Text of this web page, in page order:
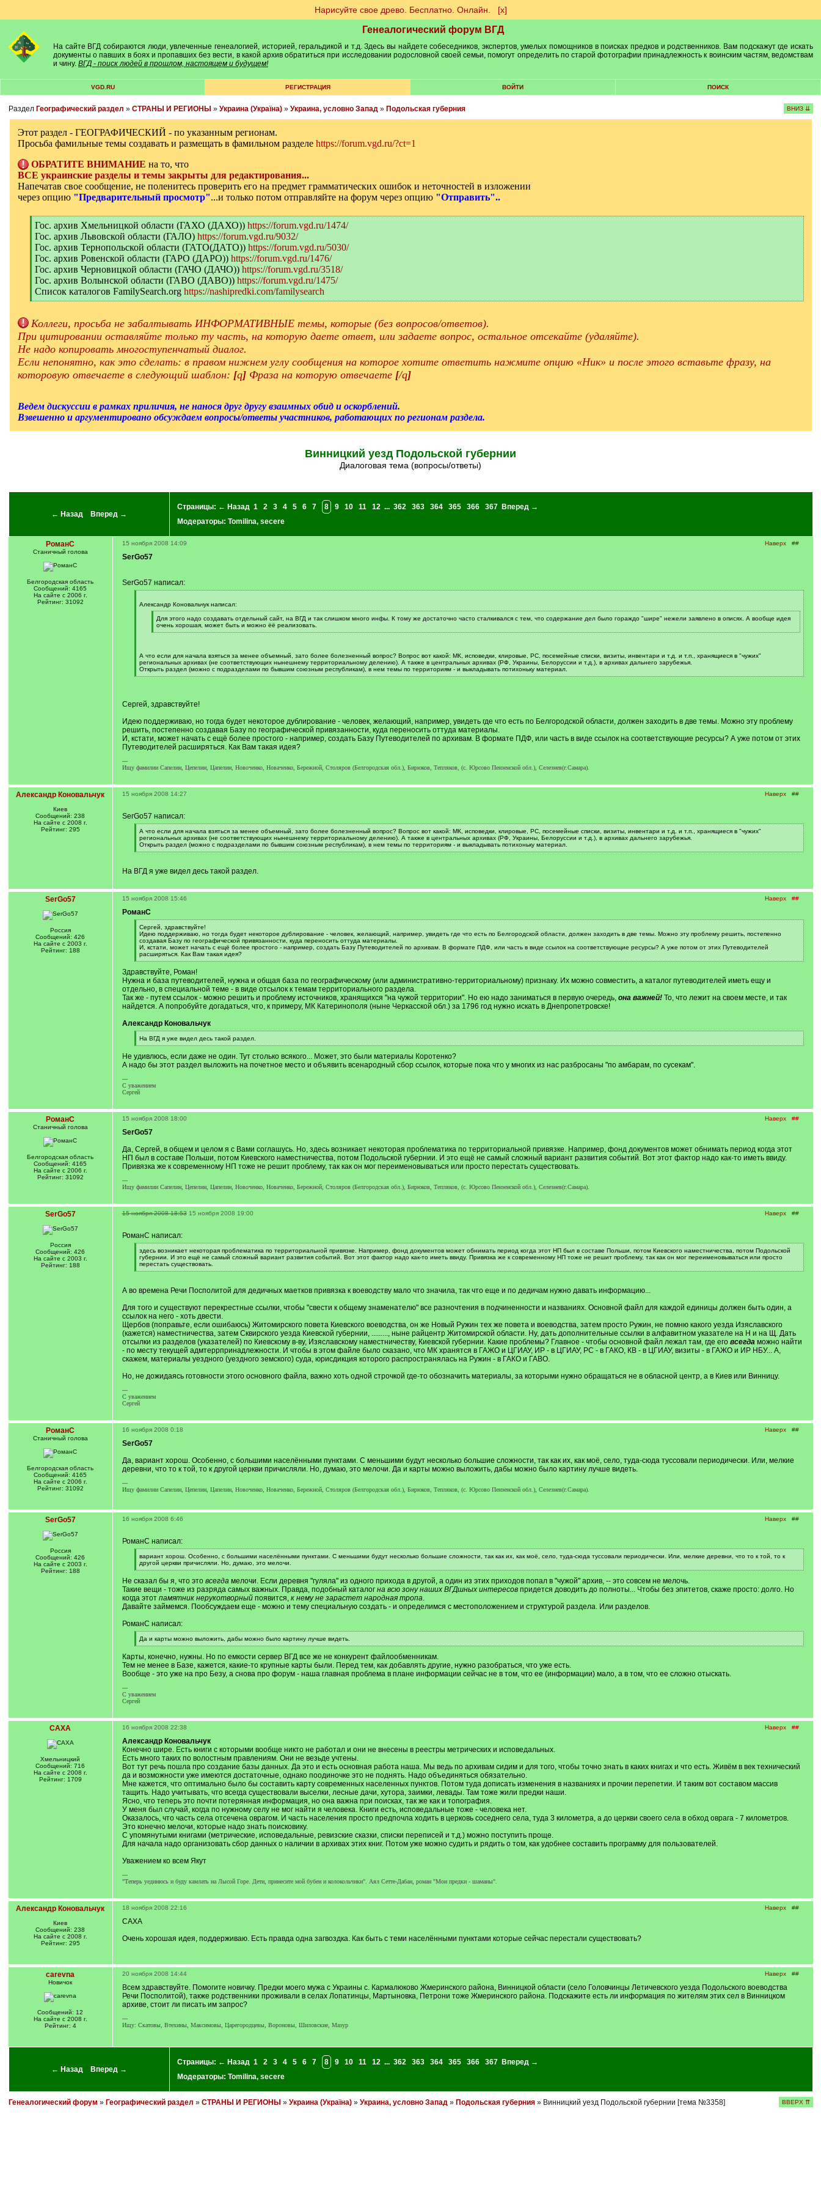
Нарисуйте свое древо. Бесплатно. Онлайн. [х]
Генеалогический форум ВГД
На сайте ВГД собираются люди, увлеченные генеалогией, историей, геральдикой и т.д. Здесь вы найдете собеседников, экспертов, умелых помощников в поисках предков и родственников. Вам подскажут где искать
документы о павших в боях и пропавших без вести, в какой архив обратиться при исследовании родословной своей семьи, помогут определить по старой фотографии принадлежность к воинским частям, ведомствам
и чину. ВГД - поиск людей в прошлом, настоящем и будущем!
VGD.RU РЕГИСТРАЦИЯ ВОЙТИ ПОИСК
Раздел Географический раздел » СТРАНЫ И РЕГИОНЫ » Украина (Україна)» Украина, условно Запад» Подольская губерния ВНИЗ ⇊
Этот раздел - ГЕОГРАФИЧЕСКИЙ - по указанным регионам.
Просьба фамильные темы создавать и размещать в фамильном разделе https://forum.vgd.ru/?ct=1
ОБРАТИТЕ ВНИМАНИЕ на то, что
ВСЕ украинские разделы и темы закрыты для редактирования...
Напечатав свое сообщение, не поленитесь проверить его на предмет грамматических ошибок и неточностей в изложении
через опцию "Предварительный просмотр"...и только потом отправляйте на форум через опцию "Отправить"..
[
q
Гос. архив Хмельницкой области (ГАХО (ДАХО)) https://forum.vgd.ru/1474/
Гос. архив Львовской области (ГАЛО) https://forum.vgd.ru/9032/
Гос. архив Тернопольской области (ГАТО(ДАТО)) https://forum.vgd.ru/5030/
Гос. архив Ровенской области (ГАРО (ДАРО)) https://forum.vgd.ru/1476/
Гос. архив Черновицкой области (ГАЧО (ДАЧО)) https://forum.vgd.ru/3518/
Гос. архив Волынской области (ГАВО (ДАВО)) https://forum.vgd.ru/1475/
Список каталогов FamilySearch.org https://nashipredki.com/familysearch
[
]
Коллеги, просьба не забалтывать ИНФОРМАТИВНЫЕ темы, которые (без вопросов/ответов).
При цитировании оставляйте только ту часть, на которую даете ответ, или задаете вопрос, остальное отсекайте (удаляйте).
Не надо копировать многоступенчатый диалог.
Если непонятно, как это сделать: в правом нижнем углу сообщения на которое хотите ответить нажмите опцию «Ник» и после этого вставьте фразу, на
которовую отвечаете в следующий шаблон: [q]Фраза на которую отвечаете [/q]
Ведем дискуссии в рамках приличия, не нанося друг другу взаимных обид и оскорблений.
Взвешенно и аргументировано обсуждаем вопросы/ответы участников, работающих по регионам раздела.
Винницкий уезд Подольской губернии
Диалоговая тема (вопросы/ответы)
← Назад Вперед →
Страницы: ← Назад 1 2 3 4 5 6 7 8 9 10 11 12 ... 362 363 364 365 366 367
Вперед →
Модераторы: Tomilina, secere
РоманС
Станичный голова
Белгородская область
Сообщений: 4165
На сайте с 2006 г.
Рейтинг: 31092
Наверх ##
15 ноября 2008 14:09
SerGo57
SerGo57 написал:
q
Александр Коновальчук написал:
[
q
]
Для этого надо создавать отдельный сайт, на ВГД и так слишком много инфы. К тому же достаточно часто сталкивался с тем, что содержание дел было гораждо "шире" нежели заявлено в описях. А вообще идея
очень хорошая, может быть и можно ёё реализовать.
[
А что если для начала взяться за менее объемный, зато более болезненный вопрос? Вопрос вот какой: МК, исповедки, клировые, РС, посемейные списки, визиты, инвентари и т.д. и т.п., хранящиеся в "чужих"
региональных архивах (не соответствующих нынешнему территориальному делению). А также в центральных архивах (РФ, Украины, Белоруссии и т.д.), в архивах дальнего зарубежья.
Открыть раздел (можно с подразделами по бывшим союзным республикам), в нем темы по территориям - и выкладывать потихоньку материал.
[
Сергей, здравствуйте!
Идею поддерживаю, но тогда будет некоторое дублирование - человек, желающий, например, увидеть где что есть по Белгородской области, должен заходить в две темы. Можно эту проблему
решить, постепенно создавая Базу по географической привязанности, куда переносить оттуда материалы.
И, кстати, может начать с ещё более простого - например, создать Базу Путеводителей по архивам. В формате ПДФ, или часть в виде ссылок на соответствующие ресурсы? А уже потом от этих
Путеводителей расширяться. Как Вам такая идея?
---
Ищу фамилии Сапелин, Цепелин, Цапелин, Новоченко, Новаченко, Бережной, Столяров (Белгородская обл.), Бирюков, Тепляков, (с. Юрсово Пензенской обл.), Селезнев(г.Самара).
Александр Коновальчук
Киев
Сообщений: 238
На сайте с 2008 г.
Рейтинг: 295
Наверх ##
15 ноября 2008 14:27
SerGo57 написал:
[
q
]
А что если для начала взяться за менее объемный, зато более болезненный вопрос? Вопрос вот какой: МК, исповедки, клировые, РС, посемейные списки, визиты, инвентари и т.д. и т.п., хранящиеся в "чужих"
региональных архивах (не соответствующих нынешнему территориальному делению). А также в центральных архивах (РФ, Украины, Белоруссии и т.д.), в архивах дальнего зарубежья.
Открыть раздел (можно с подразделами по бывшим союзным республикам), в нем темы по территориям - и выкладывать потихоньку материал.
[
На ВГД я уже видел десь такой раздел.
SerGo57
Россия
Сообщений: 426
На сайте с 2003 г.
Рейтинг: 188
Наверх ##
15 ноября 2008 15:46
РоманС
[
q
]
Сергей, здравствуйте!
Идею поддерживаю, но тогда будет некоторое дублирование - человек, желающий, например, увидеть где что есть по Белгородской области, должен заходить в две темы. Можно эту проблему решить, постепенно
создавая Базу по географической привязанности, куда переносить оттуда материалы.
И, кстати, может начать с ещё более простого - например, создать Базу Путеводителей по архивам. В формате ПДФ, или часть в виде ссылок на соответствующие ресурсы? А уже потом от этих Путеводителей
расширяться. Как Вам такая идея?
[
q
]
Здравствуйте, Роман!
Нужна и база путеводителей, нужна и общая база по географическому (или административно-территориальному) признаку. Их можно совместить, а каталог путеводителей иметь ещу и
отдельно, в специальной теме - в виде отсылок к темам территориального раздела.
Так же - путем ссылок - можно решить и проблему источников, хранящихся "на чужой территории". Но ею надо заниматься в первую очередь, она важней!То, что лежит на своем месте, и так
найдется. А попробуйте догадаться, что, к примеру, МК Катеринополя (ныне Черкасской обл.) за 1796 год нужно искать в Днепропетровске!
Александр Коновальчук
[
q
На ВГД я уже видел десь такой раздел.
[
q
]
Не удивлюсь, если даже не один. Тут столько всякого... Может, это были материалы Коротенко?
А надо бы этот раздел выложить на почетное место и объявить всенародный сбор ссылок, которые пока что у многих из нас разбросаны "по амбарам, по сусекам".
---
С уважением
Сергей
РоманС
Станичный голова
Белгородская область
Сообщений: 4165
На сайте с 2006 г.
Рейтинг: 31092
Наверх ##
15 ноября 2008 18:00
SerGo57
Да, Сергей, в общем и целом я с Вами соглашусь. Но, здесь возникает некоторая проблематика по территориальной привязке. Например, фонд документов может обнимать период когда этот
НП был в составе Польши, потом Киевского наместничества, потом Подольской губернии. И это ещё не самый сложный вариант развития событий. Вот этот фактор надо как-то иметь ввиду.
Привязка же к современному НП тоже не решит проблему, так как он мог переименовываться или просто перестать существовать.
---
Ищу фамилии Сапелин, Цепелин, Цапелин, Новоченко, Новаченко, Бережной, Столяров (Белгородская обл.), Бирюков, Тепляков, (с. Юрсово Пензенской обл.), Селезнев(г.Самара).
SerGo57
Россия
Сообщений: 426
На сайте с 2003 г.
Рейтинг: 188
Наверх ##
15 ноября 2008 18:53 15 ноября 2008 19:00
РоманС написал:
[
q
]
здесь возникает некоторая проблематика по территориальной привязке. Например, фонд документов может обнимать период когда этот НП был в составе Польши, потом Киевского наместничества, потом Подольской
губернии. И это ещё не самый сложный вариант развития событий. Вот этот фактор надо как-то иметь ввиду. Привязка же к современному НП тоже не решит проблему, так как он мог переименовываться или просто
перестать существовать.
[
]
А во времена Речи Посполитой для дедичных маетков привязка к воеводству мало что значила, так что еще и по дедичам нужно давать информацию...
Для того и существуют перекрестные ссылки, чтобы "свести к общему знаменателю" все разночтения в подчиненности и названиях. Основной файл для каждой единицы должен быть один, а
ссылок на него - хоть двести.
Щербов (поправьте, если ошибаюсь) Житомирского повета Киевского воеводства, он же Новый Ружин тех же повета и воеводства, затем просто Ружин, не помню какого уезда Изяславского
(кажется) наместничества, затем Сквирского уезда Киевской губернии, ........., ныне райцентр Житомирской области. Ну, дать дополнительные ссылки в алфавитном указателе на Н и на Щ. Дать
отсылки из разделов (указателей) по Киевскому в-ву, Изяславскому наместничеству, Киевской губернии. Какие проблемы? Главное - чтобы основной файл лежал там, где его всегдаможно найти
- по месту текущей адмтеррпринадлежности. И чтобы в этом файле было сказано, что МК хранятся в ГАЖО и ЦГИАУ, ИР - в ЦГИАУ, РС - в ГАКО, КВ - в ЦГИАУ, визиты - в ГАЖО и ИР НБУ... А,
скажем, материалы уездного (уездного земского) суда, юрисдикция которого распространялась на Ружин - в ГАКО и ГАВО.
Но, не дожидаясь готовности этого основного файла, важно хоть одной строчкой где-то обозначить материалы, за которыми нужно обращаться не в обласной центр, а в Киев или Винницу.
---
С уважением
Сергей
РоманС
Станичный голова
Белгородская область
Сообщений: 4165
На сайте с 2006 г.
Рейтинг: 31092
Наверх ##
16 ноября 2008 0:18
SerGo57
Да, вариант хорош. Особенно, с большими населёнными пунктами. С меньшими будут несколько большие сложности, так как их, как моё, село, туда-сюда туссовали периодически. Или, мелкие
деревни, что то к той, то к другой церкви причисляли. Но, думаю, это мелочи. Да и карты можно выложить, дабы можно было картину лучше видеть.
---
Ищу фамилии Сапелин, Цепелин, Цапелин, Новоченко, Новаченко, Бережной, Столяров (Белгородская обл.), Бирюков, Тепляков, (с. Юрсово Пензенской обл.), Селезнев(г.Самара).
SerGo57
Россия
Сообщений: 426
На сайте с 2003 г.
Рейтинг: 188
Наверх ##
16 ноября 2008 6:46
РоманС написал:
[
q
]
вариант хорош. Особенно, с большими населёнными пунктами. С меньшими будут несколько большие сложности, так как их, как моё, село, туда-сюда туссовали периодически. Или, мелкие деревни, что то к той, то к
другой церкви причисляли. Но, думаю, это мелочи.
[
q
]
Не сказал бы я, что это всегдамелочи. Если деревня "гуляла" из одного прихода в другой, а один из этих приходов попал в "чужой" архив, -- это совсем не мелочь.
Такие вещи - тоже из разряда самых важных. Правда, подобный каталог на всю зону наших ВГДшных интересовпридется доводить до полноты... Чтобы без эпитетов, скаже просто: долго. Но
когда этот памятник нерукотворныйпоявится, к нему не зарастет народная тропа.
Давайте займемся. Пообсуждаем еще - можно и тему специальную создать - и определимся с местоположением и структурой раздела. Или разделов.
РоманС написал:
[
q
Да и карты можно выложить, дабы можно было картину лучше видеть.
[
q
]
Карты, конечно, нужны. Но по емкости сервер ВГД все же не конкурент файлообменникам.
Тем не менее в Базе, кажется, какие-то крупные карты были. Перед тем, как добавлять другие, нужно разобраться, что уже есть.
Вообще - это уже на про Безу, а снова про форум - наша главная проблема в плане информации сейчас не в том, что ее (информации) мало, а в том, что ее сложно отыскать.
---
С уважением
Сергей
САХА
Хмельницкий
Сообщений: 716
На сайте с 2008 г.
Рейтинг: 1709
Наверх ##
16 ноября 2008 22:38
Александр Коновальчук
Конечно шире. Есть книги с которыми вообще никто не работал и они не внесены в реестры метрических и исповедальных.
Есть много таких по волостным правлениям. Они не везьде учтены.
Вот тут речь пошла про создание базы данных. Да это и есть основная работа наша. Мы ведь по архивам сидим и для того, чтобы точно знать в каких книгах и что есть. Живём в век технический
да и возможности уже имеются достаточные, однако поодиночке это не поднять. Надо объединяться обязательно.
Мне кажется, что оптимально было бы составить карту современных населенных пунктов. Потом туда дописать изменения в названиях и прочии перепетии. И таким вот составом массив
тащить. Надо учитывать, что всегда существовали выселки, лесные дачи, хутора, заимки, левады. Там тоже жили предки наши.
Ясно, что теперь это почти потерянная информация, но она важна при поисках, так же как и топография.
У меня был случай, когда по нужному селу не мог найти я человека. Книги есть, исповедальные тоже - человека нет.
Оказалось, что часть села отсечена оврагом. И часть населения просто предпочла ходить в церковь соседнего села, туда 3 километра, а до церкви своего села в обход оврага - 7 километров.
Это конечно мелочи, которые надо знать поисковику.
С упомянутыми книгами (метрические, исповедальные, ревизские сказки, списки переписей и т.д.) можно поступить проще.
Для начала надо организовать сбор данных о наличии в архивах этих книг. Потом уже можно судить и рядить о том, как удобнее составить программу для пользователей.
Уважением ко всем Якут
---
"Теперь уединюсь и буду камлать на Лысой Горе. Дети, принесите мой бубен и колокольчики". Аял Сетте-Дабан, роман "Мои предки - шаманы".
Александр Коновальчук
Киев
Сообщений: 238
На сайте с 2008 г.
Рейтинг: 295
Наверх ##
18 ноября 2008 22:16
САХА
Очень хорошая идея, поддерживаю. Есть правда одна загвоздка. Как быть с теми населёнными пунктами которые сейчас перестали существовать?
carevna
Новичок
Сообщений: 12
На сайте с 2008 г.
Рейтинг: 4
Наверх ##
20 ноября 2008 14:44
Всем здравствуйте. Помогите новичку. Предки моего мужа с Украины с. Кармалюково Жмеринского района, Винницкой области (село Головчинцы Летичевского уезда Подольского воеводства
Речи Посполитой), также родственники проживали в селах Лопатинцы, Мартыновка, Петрони тоже Жмеринского района. Подскажите есть ли информация по жителям этих сел в Винницком
архиве, стоит ли писать им запрос?
---
Ищу: Скатовы, Втехины, Максимовы, Царегородцевы, Вороновы, Шиловские, Мазур
← Назад Вперед →
Страницы: ← Назад 1 2 3 4 5 6 7 8 9 10 11 12 ... 362 363 364 365 366 367
Вперед →
Модераторы: Tomilina, secere
Генеалогический форум » Географический раздел » СТРАНЫ И РЕГИОНЫ » Украина (Україна)» Украина, условно Запад» Подольская губерния» Винницкий уезд Подольской губернии [тема №3358] ВВЕРХ ⇈